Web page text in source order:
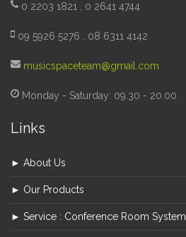
0 2203 1821 , 0 2641 4744
09 5926 5276 , 08 6311 4142
musicspaceteam@gmail.com
Monday - Saturday: 09.30 - 20.00
Links
► About Us
► Our Products
► Service : Conference Room System